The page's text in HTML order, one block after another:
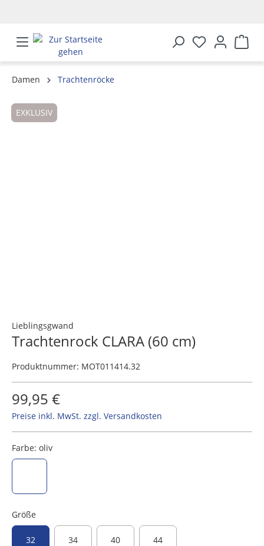
Damen
Trachtenröcke
EXKLUSIV
Lieblingsgwand
Trachtenrock CLARA (60 cm)
Produktnummer: MOT011414.32
99,95 €
Preise inkl. MwSt. zzgl. Versandkosten
Farbe: oliv
Größe
32 34 40 44